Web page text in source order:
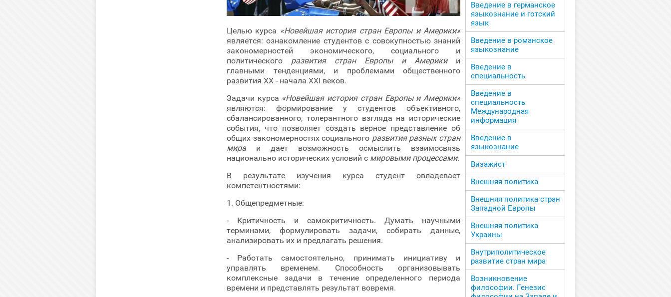
Целью курса «Новейшая история стран Европы и Америки»
является: ознакомление студентов с совокупностью знаний
закономерностей экономического, социального и
политического развития стран Европы и Америкии
главными тенденциями, и проблемами общественного
развития ХХ - начала ХХІ веков.
Задачи курса «Новейшая история стран Европы и Америки»
являются: формирование у студентов объективного,
сбалансированного, толерантного взгляда на исторические
события, что позволяет создать верное представление об
общих закономерностях социального развития разных стран
мира и дает возможность осмыслить взаимосвязь
национально исторических условий с мировыми процессами.
В результате изучения курса студент овладевает
компетентностями:
1. Общепредметные:
- Критичность и самокритичность. Думать научными
терминами, формулировать задачи, собирать данные,
анализировать их и предлагать решения.
- Работать самостоятельно, принимать инициативу и
управлять временем. Способность организовывать
комплексные задачи в течение определенного периода
времени и представлять результат вовремя.
Введение в германское
языкознание и готский
язык
Введение в романское
языкознание
Введение в
специальность
Введение в
специальность
Международная
информация
Введение в
языкознание
Визажист
Внешняя политика
Внешняя политика стран
Западной Европы
Внешняя политика
Украины
Внутриполитическое
развитие стран мира
Возникновение
философии. Генезис